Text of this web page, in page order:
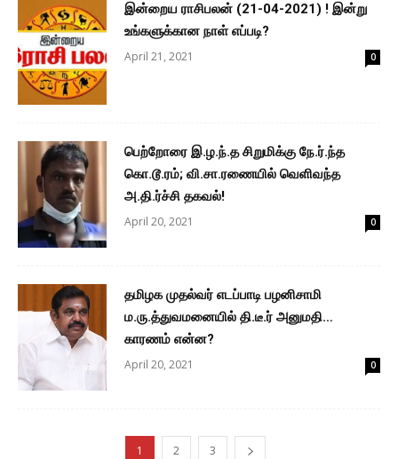
இன்றைய ராசிபலன் (21-04-2021) ! இன்று
உங்களுக்கான நாள் எப்படி?
April 21, 2021 0
பெற்றோரை இ.ழ.ந்.த சிறுமிக்கு நே.ர்.ந்த
கொ.டூ.ரம்; வி.சா.ரணையில் வெளிவந்த
அ.தி.ர்ச்சி தகவல்!
April 20, 2021 0
தமிழக முதல்வர் எடப்பாடி பழனிசாமி
ம.ரு.த்துவமனையில் தி.டீ.ர் அனுமதி…
காரணம் என்ன?
April 20, 2021 0
1 2 3